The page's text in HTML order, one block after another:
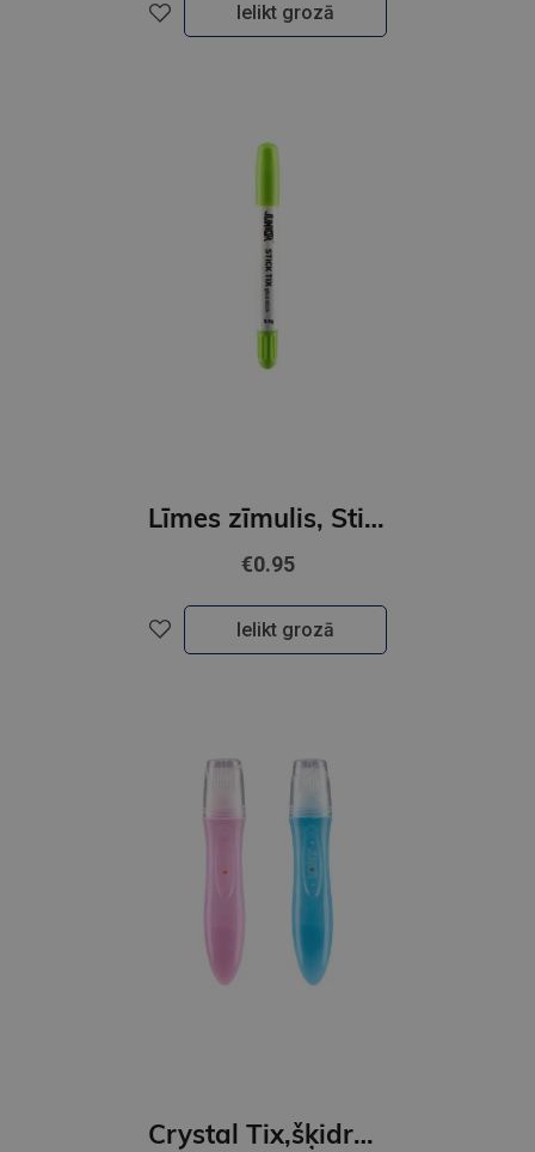
Ielikt grozā
Līmes zīmulis, Stick Tix, 3.5g
€0.95
Ielikt grozā
Crystal Tix,šķidra līme ar otiņām,24ml